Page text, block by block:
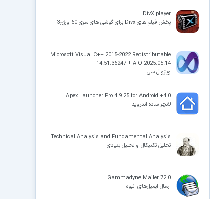
DivX player
پخش فیلم های Divx برای گوشی های سری 60 ورژن3
Microsoft Visual C++ 2015-2022 Redistributable
14.51.36247 + AIO 2025.05.14
ویژوال سی
Apex Launcher Pro 4.9.25 for Android +4.0
لانچر ساده اندروید
Technical Analysis and Fundamental Analysis
تحلیل تکنیکال و تحلیل بنیادی
Gammadyne Mailer 72.0
ارسال ایمیل‌های انبوه